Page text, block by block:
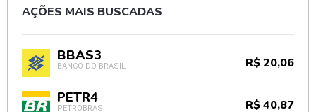
AÇÕES MAIS BUSCADAS
BBAS3
BANCO DO BRASIL R$ 20,06
PETR4
PETROBRAS R$ 40,87